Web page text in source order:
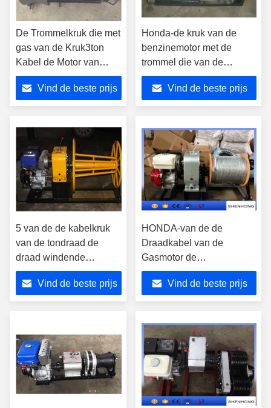
De Trommelkruk die met
gas van de Kruk3ton
Kabel de Motor van
Machineyamaha voor
het trekken van het
hijsen inpassen
Vind de beste prijs
Honda-de kruk van de
benzinemotor met de
trommel die van de
kabelspoel lijn opnieuw
opwinden die kabel
vervangen
Vind de beste prijs
5 van de de kabelkruk
van de tondraad de
draad windende
machine met Yamaha-
benzinemotor
Vind de beste prijs
HONDA-van de de
Draadkabel van de
Gasmotor de
Kaapstanderhijstoestel/Kabel
die Kruk voor Lijnbouw
trekken
Vind de beste prijs